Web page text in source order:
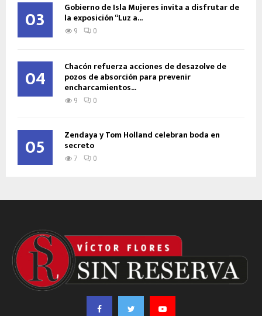
03 Gobierno de Isla Mujeres invita a disfrutar de
la exposición “Luz a...
9 0
04 Chacón refuerza acciones de desazolve de
pozos de absorción para prevenir
encharcamientos...
9 0
05 Zendaya y Tom Holland celebran boda en
secreto
7 0